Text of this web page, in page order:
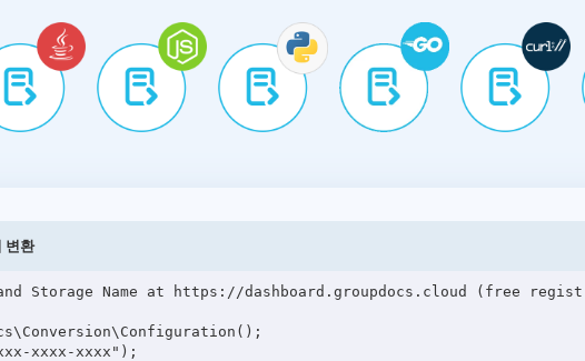
변환
Storage Name at https://dashboard.groupdocs.cloud (free
xxxx-xxxx");